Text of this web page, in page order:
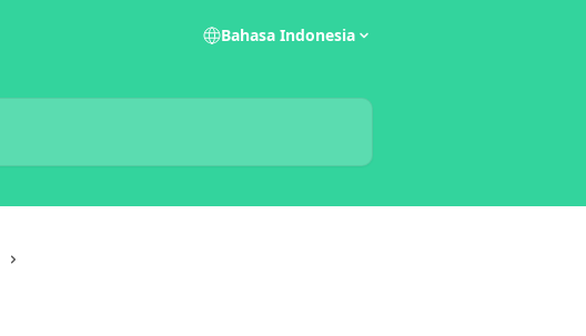
Bahasa Indonesia